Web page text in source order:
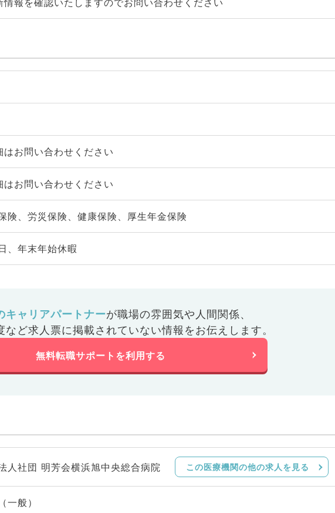
情報を確認いたしますのでお問い合わせください
はお問い合わせください
はお問い合わせください
険、労災保険、健康保険、厚生年金保険
、年末年始休暇
キャリアパートナーが職場の雰囲気や人間関係、
など求人票に掲載されていない情報をお伝えします。
無料転職サポートを利用する
人社団 明芳会横浜旭中央総合病院 この医療機関の他の求人を見る
一般）